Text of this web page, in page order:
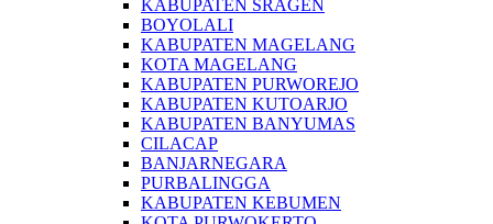
KABUPATEN SRAGEN
BOYOLALI
KABUPATEN MAGELANG
KOTA MAGELANG
KABUPATEN PURWOREJO
KABUPATEN KUTOARJO
KABUPATEN BANYUMAS
CILACAP
BANJARNEGARA
PURBALINGGA
KABUPATEN KEBUMEN